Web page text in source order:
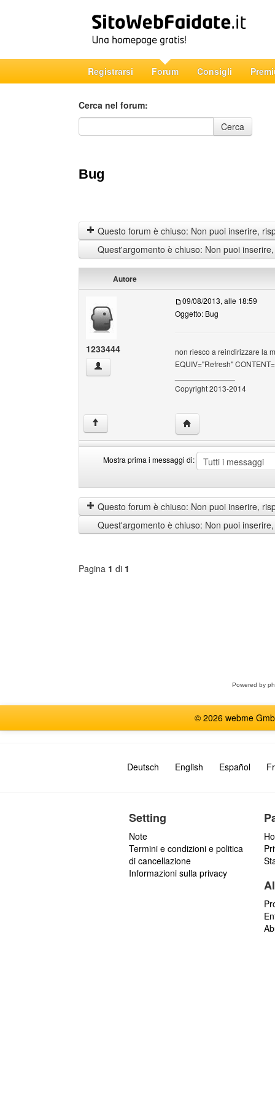
Registrarsi Forum Consigli
Cerca nel forum:
Cerca nel forum
Cerca
Bug
Questo forum è chiuso: Non puoi inserire,
Quest'argomento è chiuso: Non puoi
Autore
1233444
1233444 Profilo
09/08/2013, alle 18:59
Oggetto: Bug
non riesco a reindirizzare la
EQUIV="Refresh"
Copyright 2013-2014
↑ HomePage: 1233444
Mostra prima i messaggi di:
prima
i
messaggi
di
by
Questo forum è chiuso: Non puoi inserire,
Quest'argomento è chiuso: Non puoi
Pagina 1 di 1
Powered by
© 2026 webme
Deutsch English Español
Setting
Note
Termini e condizioni e politica
di cancellazione
Informazioni sulla privacy